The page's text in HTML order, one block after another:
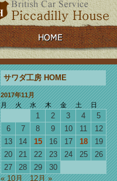
サワダ工房 HOME
2017年11月
月
火 水 木 金 土 日
1 2 3 4
5
6
7 8 9 10 11
12
13
14 15 16 17 18
19
20
21 22 23 24 25
26
27
28 29
30
« 10月
12月 »